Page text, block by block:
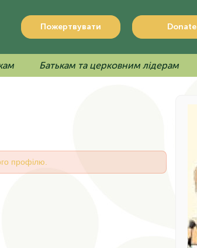
Пожертвувати Donate
Батькам та церковним лідерам
профілю.